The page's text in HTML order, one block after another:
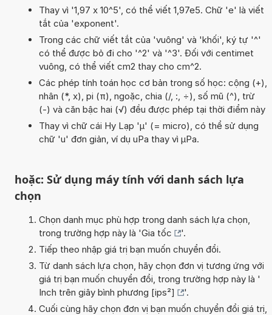
Thay vì '1,97 x 10^5', có thể viết 1,97e5. Chữ 'e' là viết
tắt của 'exponent'.
Trong các chữ viết tắt của 'vuông' và 'khối', ký tự '^'
có thể được bỏ đi cho '^2' và '^3'. Đối với centimet
vuông, có thể viết cm2 thay cho cm^2.
Các phép tính toán học cơ bản trong số học: cộng (+),
nhân (*, x), pi (π), ngoặc, chia (/, :, ÷), số mũ (^), trừ
(-) và căn bậc hai (√) đều được phép tại thời điểm này
Thay vì chữ cái Hy Lạp 'µ' (= micro), có thể sử dụng
chữ 'u' đơn giản, ví dụ uPa thay vì µPa.
hoặc: Sử dụng máy tính với danh sách lựa
chọn
Chọn danh mục phù hợp trong danh sách lựa chọn,
trong trường hợp này là 'Gia tốc
'.
Tiếp theo nhập giá trị bạn muốn chuyển đổi.
Từ danh sách lựa chọn, hãy chọn đơn vị tương ứng với
giá trị bạn muốn chuyển đổi, trong trường hợp này là '
Inch trên giây bình phương [ips²]
'.
Cuối cùng hãy chọn đơn vị bạn muốn chuyển đổi giá trị,